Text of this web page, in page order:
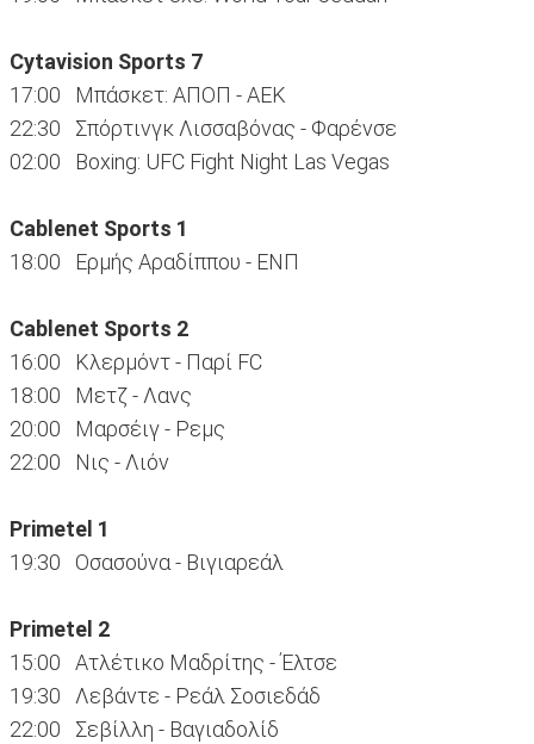
Cytavision Sports 7
17:00 Μπάσκετ: ΑΠΟΠ - ΑΕΚ
22:30 Σπόρτινγκ Λισσαβόνας - Φαρένσε
02:00 Boxing: UFC Fight Night Las Vegas
Cablenet Sports 1
18:00 Ερμής Αραδίππου - ΕΝΠ
Cablenet Sports 2
16:00 Κλερμόντ - Παρί FC
18:00 Μετζ - Λανς
20:00 Μαρσέιγ - Ρεμς
22:00 Νις - Λιόν
Primetel 1
19:30 Οσασούνα - Βιγιαρεάλ
Primetel 2
15:00 Ατλέτικο Μαδρίτης - Έλτσε
19:30 Λεβάντε - Ρεάλ Σοσιεδάδ
22:00 Σεβίλλη - Βαγιαδολίδ